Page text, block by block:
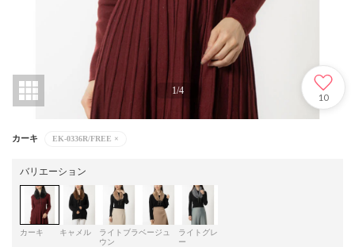
1/4
10
カーキ EK-0336R/FREE ×
バリエーション
カーキ キャメル
ライトブラ
ウン
ベージュ
ライトグレ
ー